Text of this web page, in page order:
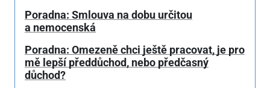
Poradna: Smlouva na dobu určitou
a nemocenská
Poradna: Omezeně chci ještě pracovat, je pro
mě lepší předdůchod, nebo předčasný
důchod?